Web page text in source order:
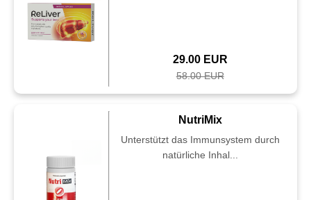
29.00 EUR
58.00 EUR
NutriMix
Unterstützt das Immunsystem durch
natürliche Inhal...